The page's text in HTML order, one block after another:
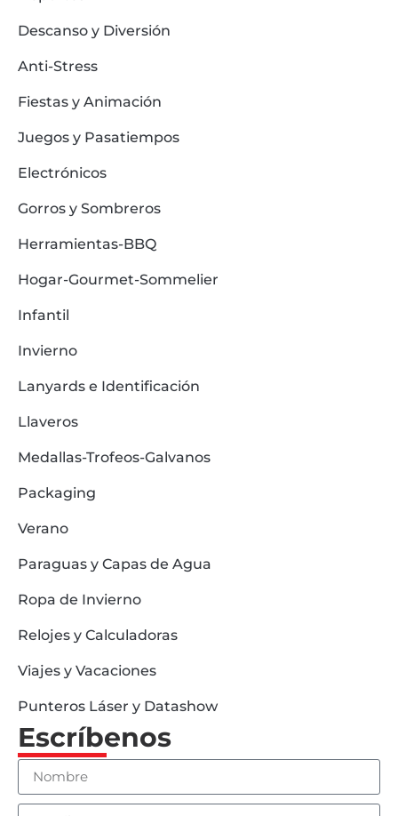
Descanso y Diversión
Anti-Stress
Fiestas y Animación
Juegos y Pasatiempos
Electrónicos
Gorros y Sombreros
Herramientas-BBQ
Hogar-Gourmet-Sommelier
Infantil
Invierno
Lanyards e Identificación
Llaveros
Medallas-Trofeos-Galvanos
Packaging
Verano
Paraguas y Capas de Agua
Ropa de Invierno
Relojes y Calculadoras
Viajes y Vacaciones
Punteros Láser y Datashow
Escríbenos